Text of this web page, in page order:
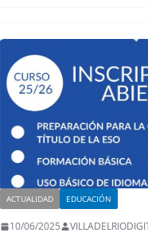
ACTUALIDAD EDUCACIÓN
10/06/2025